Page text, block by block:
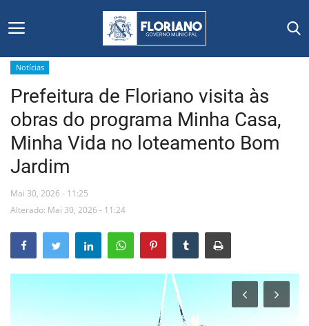
Início
Editais
Floriano
Secretarias e Órgãos
Mural de Licitações
Notícias
Prefeitura de Floriano visita às
obras do programa Minha Casa,
Minha Vida no loteamento Bom
Jardim
Mai 30, 2026 - 11:25
Alterado: Mai 30, 2026 - 11:24